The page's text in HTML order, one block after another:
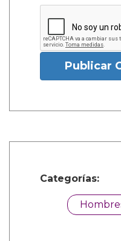
Publicar
Categorías: